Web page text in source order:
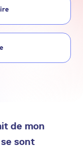
de mon
sont